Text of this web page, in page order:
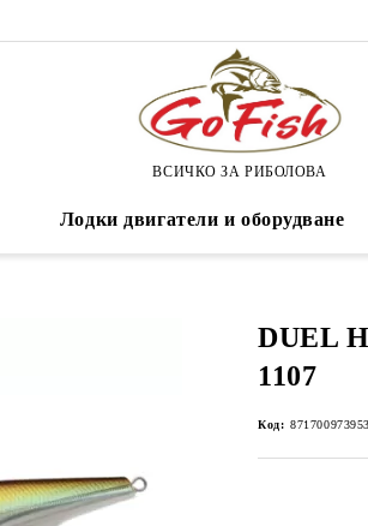
ВСИЧКО ЗА РИБОЛОВА
Лодки двигатели и оборудване
DUEL
1107
Код: